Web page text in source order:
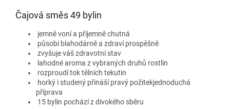
Čajová směs 49 bylin
jemně voní a příjemně chutná
působí blahodárně a zdraví prospěšně
zvyšuje váš zdravotní stav
lahodné aroma z vybraných druhů rostlin
rozproudí tok tělních tekutin
horký i studený přináší pravý požitekjednoduchá
příprava
15 bylin pochází z divokého sběru